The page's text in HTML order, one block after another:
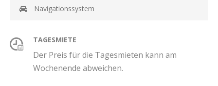
Navigationssystem
TAGESMIETE
Der Preis für die Tagesmieten kann am
Wochenende abweichen.